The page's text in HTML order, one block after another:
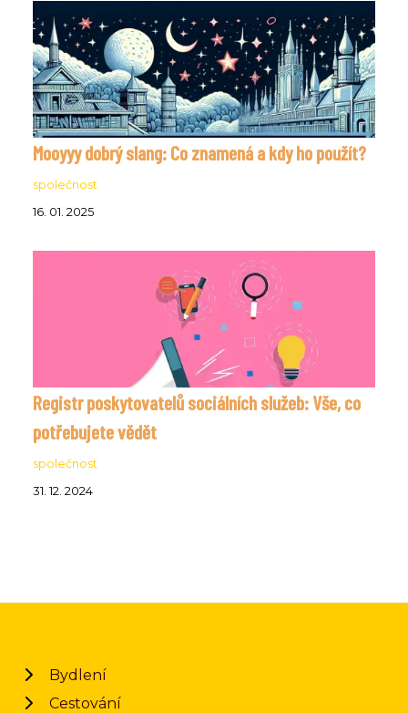
Mooyyy dobrý slang: Co znamená a kdy ho použít?
společnost
16. 01. 2025
Registr poskytovatelů sociálních služeb: Vše, co
potřebujete vědět
společnost
31. 12. 2024
Bydlení
Cestování